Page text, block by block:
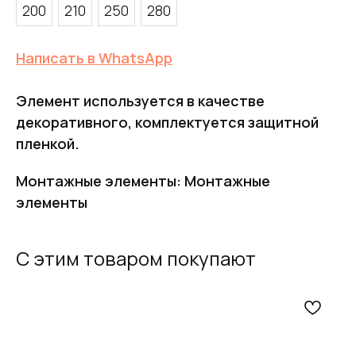
200
210 250 280
Написать в WhatsApp
Элемент используется в качестве
декоративного, комплектуется защитной
пленкой.
Монтажные элементы: Монтажные
элементы
С этим товаром покупают